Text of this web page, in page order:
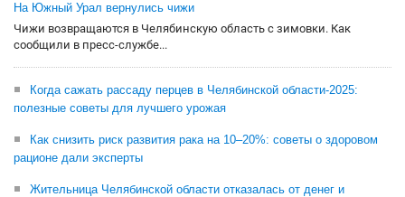
На Южный Урал вернулись чижи
Чижи возвращаются в Челябинскую область с зимовки. Как
сообщили в пресс-службе...
Когда сажать рассаду перцев в Челябинской области-2025:
полезные советы для лучшего урожая
Как снизить риск развития рака на 10–20%: советы о здоровом
рационе дали эксперты
Жительница Челябинской области отказалась от денег и